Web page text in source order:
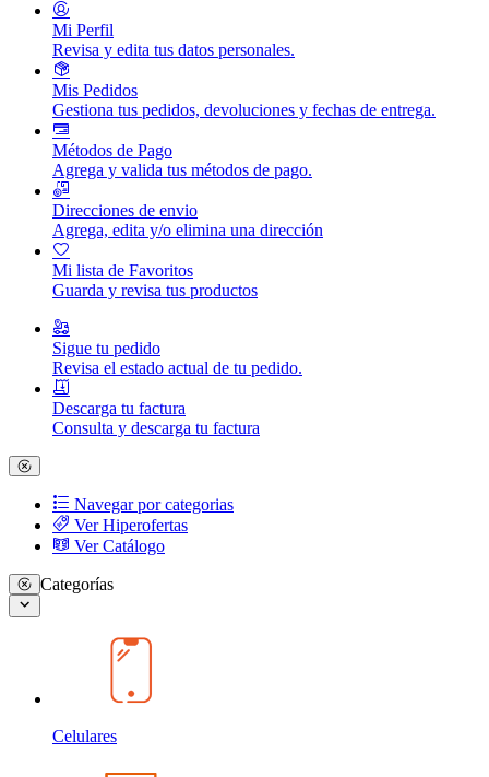
Mi Perfil
Revisa y edita tus datos personales.
Mis Pedidos
Gestiona tus pedidos, devoluciones y fechas de entrega.
Métodos de Pago
Agrega y valida tus métodos de pago.
Direcciones de envio
Agrega, edita y/o elimina una dirección
Mi lista de Favoritos
Guarda y revisa tus productos
Sigue tu pedido
Revisa el estado actual de tu pedido.
Descarga tu factura
Consulta y descarga tu factura
Navegar por categorias
Ver Hiperofertas
Ver Catálogo
Categorías
Celulares